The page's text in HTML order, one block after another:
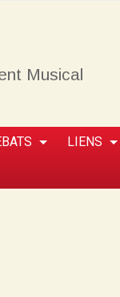
Musical
LIENS